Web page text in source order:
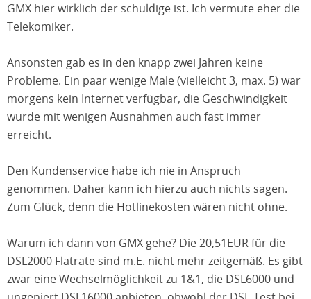
GMX hier wirklich der schuldige ist. Ich vermute eher die
Telekomiker.
Ansonsten gab es in den knapp zwei Jahren keine
Probleme. Ein paar wenige Male (vielleicht 3, max. 5) war
morgens kein Internet verfügbar, die Geschwindigkeit
wurde mit wenigen Ausnahmen auch fast immer
erreicht.
Den Kundenservice habe ich nie in Anspruch
genommen. Daher kann ich hierzu auch nichts sagen.
Zum Glück, denn die Hotlinekosten wären nicht ohne.
Warum ich dann von GMX gehe? Die 20,51EUR für die
DSL2000 Flatrate sind m.E. nicht mehr zeitgemäß. Es gibt
zwar eine Wechselmöglichkeit zu 1&1, die DSL6000 und